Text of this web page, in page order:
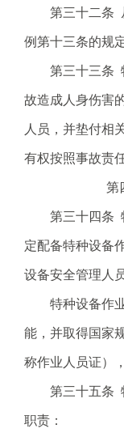
第三十二条 从
例第十三条的规定
第三十三条 特
故造成人身伤害
人员，并垫付相
有权按照事故责
第
第三十四条 特
定配备特种设备
设备安全管理人
特种设备作业
能，并取得国家
称作业人员证）
第三十五条 特
职责：